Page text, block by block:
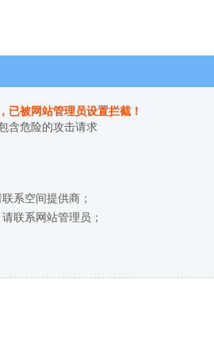
已被网站管理员设置拦截！
含危险的攻击请求
系空间提供商；
联系网站管理员；